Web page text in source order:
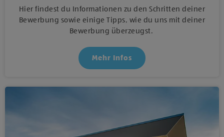
Hier findest du Informationen zu den Schritten deiner
Bewerbung sowie einige Tipps, wie du uns mit deiner
Bewerbung überzeugst.
Mehr Infos